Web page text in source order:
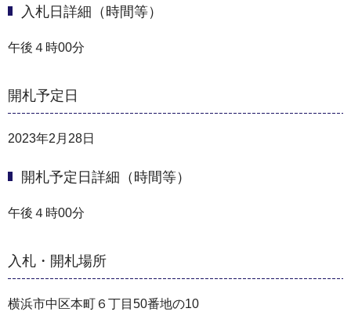
入札日詳細（時間等）
午後４時00分
開札予定日
2023年2月28日
開札予定日詳細（時間等）
午後４時00分
入札・開札場所
横浜市中区本町６丁目50番地の10